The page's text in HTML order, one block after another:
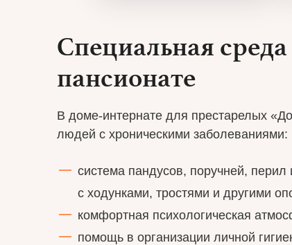
Специальная
пансионате
В доме-интернате для престарелых
людей с хроническими заболеваниями:
система пандусов, поручней,
с ходунками, тростями и другими
комфортная психологическая
помощь в организации личной